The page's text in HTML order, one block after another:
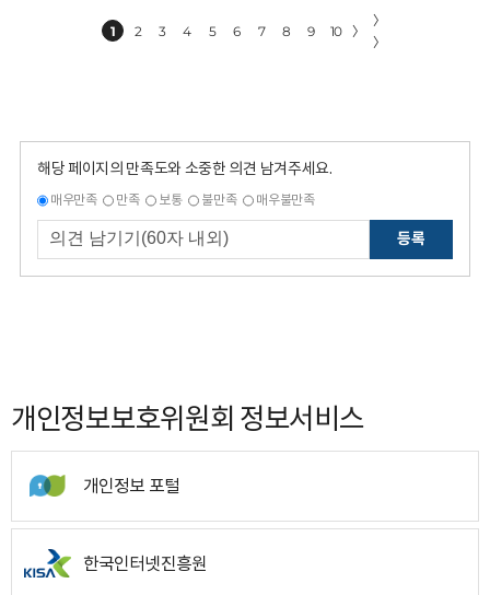
1 2 3 4 5 6 7 8 9 10 〉
〉
〉
해당 페이지의 만족도와 소중한 의견 남겨주세요.
매우만족 만족 보통 불만족 매우불만족
등록
개인정보보호위원회 정보서비스
개인정보 포털
한국인터넷진흥원